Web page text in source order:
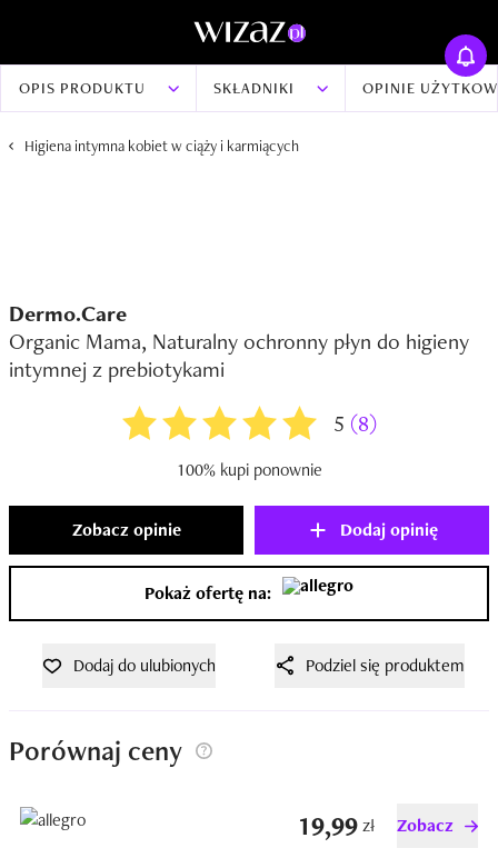
OPIS PRODUKTU SKŁADNIKI OPINIE
Higiena intymna kobiet w ciąży i karmiących
Dermo.Care
Organic Mama, Naturalny ochronny płyn do higieny
intymnej z prebiotykami
5 (8)
100% kupi ponownie
Zobacz opinie Dodaj opinię
Pokaż ofertę na:
Dodaj do ulubionych Podziel się produktem
Porównaj ceny
19,99zł Zobacz